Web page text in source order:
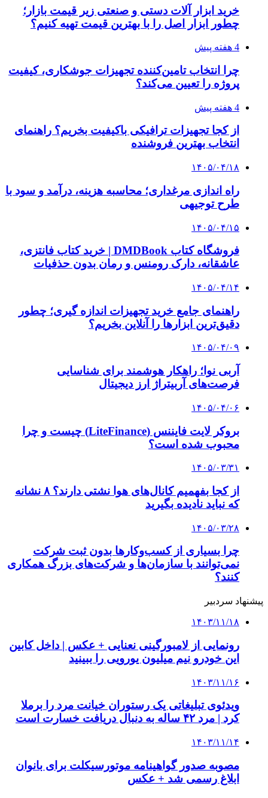
خرید ابزار آلات دستی و صنعتی زیر قیمت بازار؛
چطور ابزار اصل را با بهترین قیمت تهیه کنیم؟
4 هفته پیش
چرا انتخاب تامین‌کننده تجهیزات جوشکاری، کیفیت
پروژه را تعیین می‌کند؟
4 هفته پیش
از کجا تجهیزات ترافیکی باکیفیت بخریم؟ راهنمای
انتخاب بهترین فروشنده
۱۴۰۵/۰۴/۱۸
راه اندازی مرغداری؛ محاسبه هزینه، درآمد و سود با
طرح توجیهی
۱۴۰۵/۰۴/۱۵
فروشگاه کتاب DMDBook | خرید کتاب فانتزی،
عاشقانه، دارک رومنس و رمان بدون حذفیات
۱۴۰۵/۰۴/۱۴
راهنمای جامع خرید تجهیزات اندازه گیری؛ چطور
دقیق‌ترین ابزارها را آنلاین بخریم؟
۱۴۰۵/۰۴/۰۹
آربی نوا؛ راهکار هوشمند برای شناسایی
فرصت‌های آربیتراژ ارز دیجیتال
۱۴۰۵/۰۴/۰۶
بروکر لایت فایننس (LiteFinance) چیست و چرا
محبوب شده است؟
۱۴۰۵/۰۳/۳۱
از کجا بفهمیم کانال‌های هوا نشتی دارند؟ ۸ نشانه
که نباید نادیده بگیرید
۱۴۰۵/۰۳/۲۸
چرا بسیاری از کسب‌وکارها بدون ثبت شرکت
نمی‌توانند با سازمان‌ها و شرکت‌های بزرگ همکاری
کنند؟
پیشنهاد سردبیر
۱۴۰۳/۱۱/۱۸
رونمایی از لامبورگینی نعنایی + عکس | داخل کابین
این خودرو نیم میلیون یورویی را ببینید
۱۴۰۳/۱۱/۱۶
ویدئوی تبلیغاتی یک رستوران خیانت مرد را برملا
کرد | مرد ۴۲ ساله به دنبال دریافت خسارت است
۱۴۰۳/۱۱/۱۴
مصوبه صدور گواهینامه موتورسیکلت برای بانوان
ابلاغ رسمی شد + عکس